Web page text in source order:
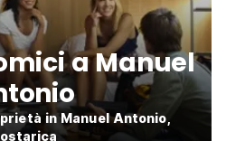
a Manuel
in Manuel Antonio,